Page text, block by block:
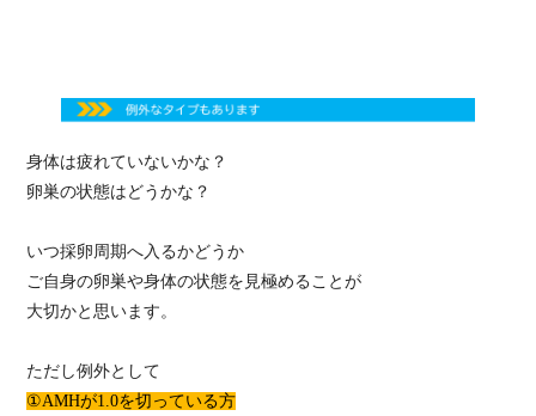
身体は疲れていないかな？
卵巣の状態はどうかな？
いつ採卵周期へ入るかどうか
ご自身の卵巣や身体の状態を見極めることが
大切かと思います。
ただし例外として
①AMHが1.0を切っている方